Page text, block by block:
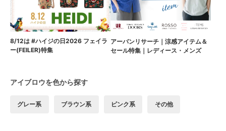
8/12は #ハイジの日2026 フェイラ
ー(FEILER)特集
アーバンリサーチ｜涼感アイテム＆
セール特集｜レディース・メンズ
アイブロウを色から探す
グレー系 ブラウン系 ピンク系 その他